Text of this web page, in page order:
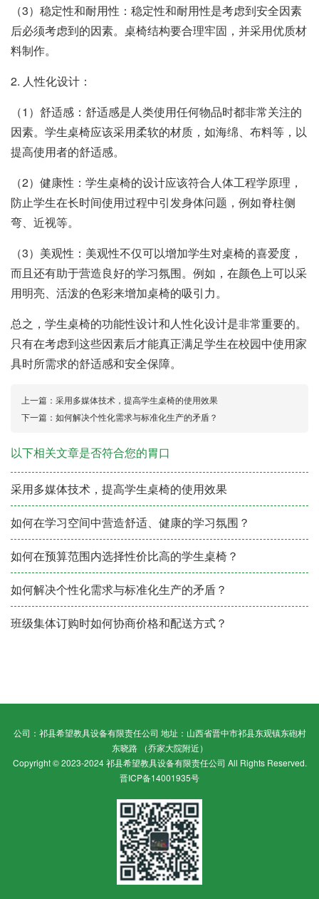
（3）稳定性和耐用性：稳定性和耐用性是考虑到安全因素
后必须考虑到的因素。桌椅结构要合理牢固，并采用优质材
料制作。
2. 人性化设计：
（1）舒适感：舒适感是人类使用任何物品时都非常关注的
因素。学生桌椅应该采用柔软的材质，如海绵、布料等，以
提高使用者的舒适感。
（2）健康性：学生桌椅的设计应该符合人体工程学原理，
防止学生在长时间使用过程中引发身体问题，例如脊柱侧
弯、近视等。
（3）美观性：美观性不仅可以增加学生对桌椅的喜爱度，
而且还有助于营造良好的学习氛围。例如，在颜色上可以采
用明亮、活泼的色彩来增加桌椅的吸引力。
总之，学生桌椅的功能性设计和人性化设计是非常重要的。
只有在考虑到这些因素后才能真正满足学生在校园中使用家
具时所需求的舒适感和安全保障。
上一篇： 采用多媒体技术，提高学生桌椅的使用效果
下一篇： 如何解决个性化需求与标准化生产的矛盾？
以下相关文章是否符合您的胃口
采用多媒体技术，提高学生桌椅的使用效果
如何在学习空间中营造舒适、健康的学习氛围？
如何在预算范围内选择性价比高的学生桌椅？
如何解决个性化需求与标准化生产的矛盾？
班级集体订购时如何协商价格和配送方式？
公司：祁县希望教具设备有限责任公司 地址：山西省晋中市祁县东观镇东砲村
东晓路 （乔家大院附近）
Copyright © 2023-2024 祁县希望教具设备有限责任公司 All Rights Reserved.
晋ICP备14001935号